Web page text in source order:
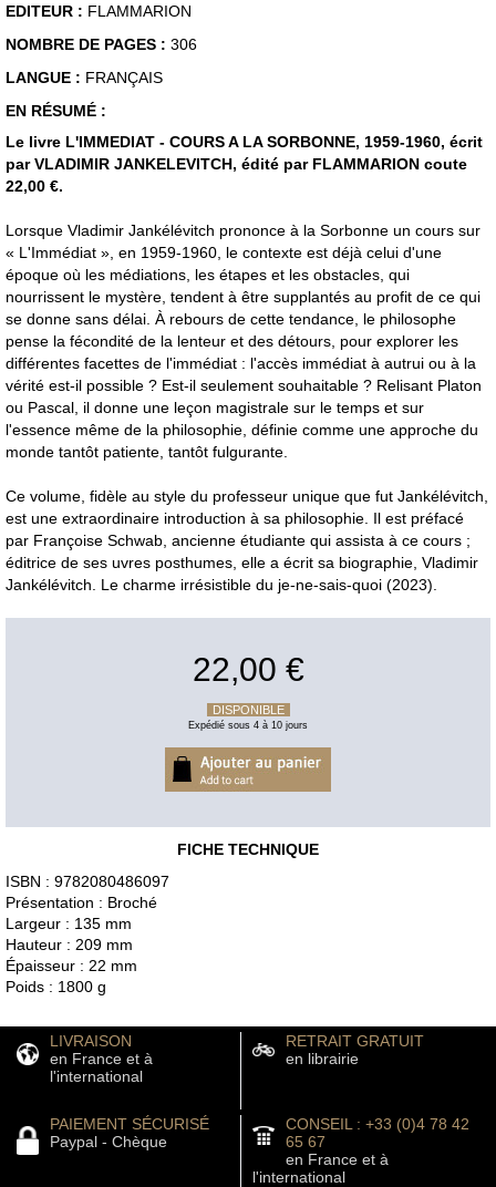
EDITEUR : FLAMMARION
NOMBRE DE PAGES : 306
LANGUE : FRANÇAIS
EN RÉSUMÉ :
Le livre L'IMMEDIAT - COURS A LA SORBONNE, 1959-1960, écrit
par VLADIMIR JANKELEVITCH, édité par FLAMMARION coute
22,00 €.
Lorsque Vladimir Jankélévitch prononce à la Sorbonne un cours sur
« L'Immédiat », en 1959-1960, le contexte est déjà celui d'une
époque où les médiations, les étapes et les obstacles, qui
nourrissent le mystère, tendent à être supplantés au profit de ce qui
se donne sans délai. À rebours de cette tendance, le philosophe
pense la fécondité de la lenteur et des détours, pour explorer les
différentes facettes de l'immédiat : l'accès immédiat à autrui ou à la
vérité est-il possible ? Est-il seulement souhaitable ? Relisant Platon
ou Pascal, il donne une leçon magistrale sur le temps et sur
l'essence même de la philosophie, définie comme une approche du
monde tantôt patiente, tantôt fulgurante.
Ce volume, fidèle au style du professeur unique que fut Jankélévitch,
est une extraordinaire introduction à sa philosophie. Il est préfacé
par Françoise Schwab, ancienne étudiante qui assista à ce cours ;
éditrice de ses uvres posthumes, elle a écrit sa biographie, Vladimir
Jankélévitch. Le charme irrésistible du je-ne-sais-quoi (2023).
22,00 €
DISPONIBLE
Expédié sous 4 à 10 jours
FICHE TECHNIQUE
ISBN : 9782080486097
Présentation : Broché
Largeur : 135 mm
Hauteur : 209 mm
Épaisseur : 22 mm
Poids : 1800 g
LIVRAISON
en France et à
l'international
RETRAIT GRATUIT
en librairie
PAIEMENT SÉCURISÉ
Paypal - Chèque
CONSEIL : +33 (0)4 78 42
65 67
en France et à
l'international